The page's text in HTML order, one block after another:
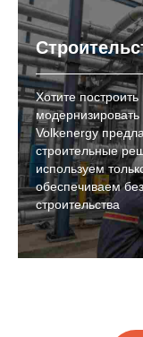
Хотите
Volkenergy
строительные
используем
обеспечиваем
строительства